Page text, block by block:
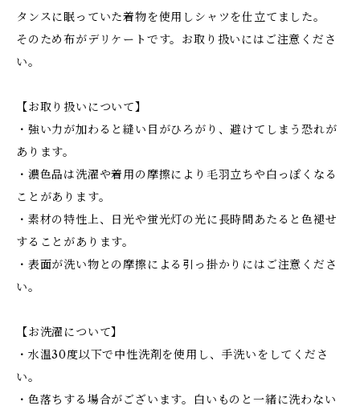
タンスに眠っていた着物を使用しシャツを仕立てました。
そのため布がデリケートです。お取り扱いにはご注意くださ
い。
【お取り扱いについて】
・強い力が加わると縫い目がひろがり、避けてしまう恐れが
あります。
・濃色品は洗濯や着用の摩擦により毛羽立ちや白っぽくなる
ことがあります。
・素材の特性上、日光や蛍光灯の光に長時間あたると色褪せ
することがあります。
・表面が洗い物との摩擦による引っ掛かりにはご注意くださ
い。
【お洗濯について】
・水温30度以下で中性洗剤を使用し、手洗いをしてくださ
い。
・色落ちする場合がございます。白いものと一緒に洗わない